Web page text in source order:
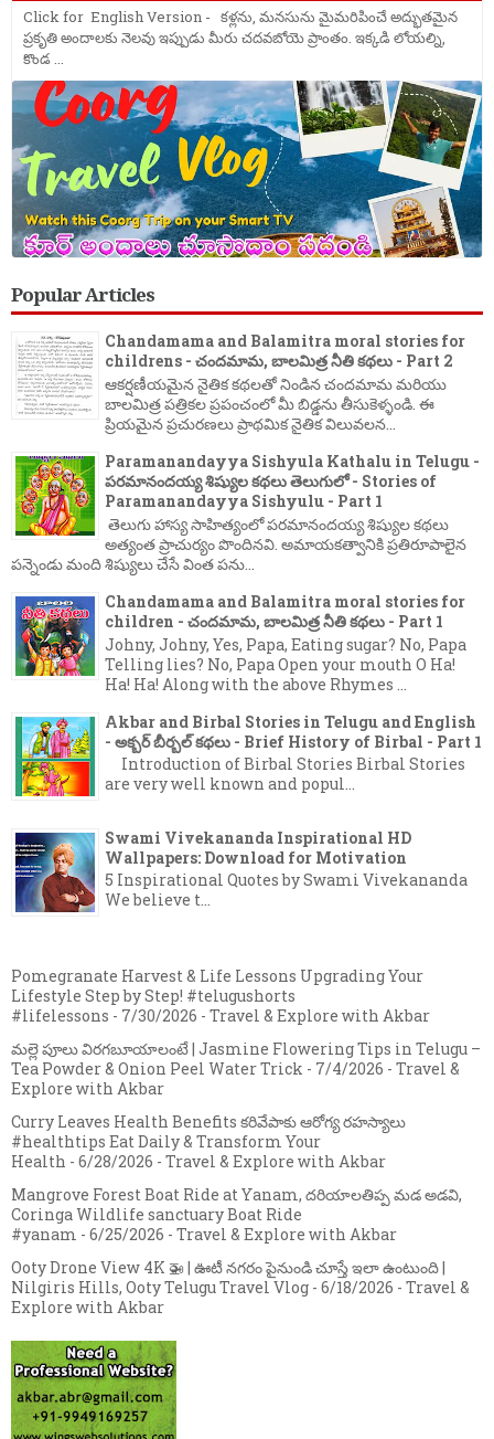
Click for English Version - కళ్లను, మనసును మైమరిపించే అద్భుతమైన
ప్రకృతి అందాలకు నెలవు ఇప్పుడు మీరు చదవబోయె ప్రాంతం. ఇక్కడి లోయల్ని,
కొండ ...
Popular Articles
Chandamama and Balamitra moral stories for
childrens - చందమామ, బాలమిత్ర నీతి కథలు - Part 2
ఆకర్షణీయమైన నైతిక కథలతో నిండిన చందమామ మరియు
బాలమిత్ర పత్రికల ప్రపంచంలో మీ బిడ్డను తీసుకెళ్ళండి. ఈ
ప్రియమైన ప్రచురణలు ప్రాథమిక నైతిక విలువలన...
Paramanandayya Sishyula Kathalu in Telugu -
పరమానందయ్య శిష్యుల కథలు తెలుగులో - Stories of
Paramanandayya Sishyulu - Part 1
తెలుగు హాస్య సాహిత్యంలో పరమానందయ్య శిష్యుల కథలు
అత్యంత ప్రాచుర్యం పొందినవి. అమాయకత్వానికి ప్రతిరూపాలైన
పన్నెండు మంది శిష్యులు చేసే వింత పను...
Chandamama and Balamitra moral stories for
children - చందమామ, బాలమిత్ర నీతి కథలు - Part 1
Johny, Johny, Yes, Papa, Eating sugar? No, Papa
Telling lies? No, Papa Open your mouth O Ha!
Ha! Ha! Along with the above Rhymes ...
Akbar and Birbal Stories in Telugu and English
- అక్బర్ బీర్బల్ కథలు - Brief History of Birbal - Part 1
Introduction of Birbal Stories Birbal Stories
are very well known and popul...
Swami Vivekananda Inspirational HD
Wallpapers: Download for Motivation
5 Inspirational Quotes by Swami Vivekananda
We believe t...
Pomegranate Harvest & Life Lessons Upgrading Your
Lifestyle Step by Step! #telugushorts
#lifelessons - 7/30/2026 - Travel & Explore with Akbar
మల్లె పూలు విరగబూయాలంటే | Jasmine Flowering Tips in Telugu –
Tea Powder & Onion Peel Water Trick - 7/4/2026 - Travel &
Explore with Akbar
Curry Leaves Health Benefits కరివేపాకు ఆరోగ్య రహస్యాలు
#healthtips Eat Daily & Transform Your
Health - 6/28/2026 - Travel & Explore with Akbar
Mangrove Forest Boat Ride at Yanam, దరియాలతిప్ప మడ అడవి,
Coringa Wildlife sanctuary Boat Ride
#yanam - 6/25/2026 - Travel & Explore with Akbar
Ooty Drone View 4K 🚁 | ఊటీ నగరం పైనుండి చూస్తే ఇలా ఉంటుంది |
Nilgiris Hills, Ooty Telugu Travel Vlog - 6/18/2026 - Travel &
Explore with Akbar